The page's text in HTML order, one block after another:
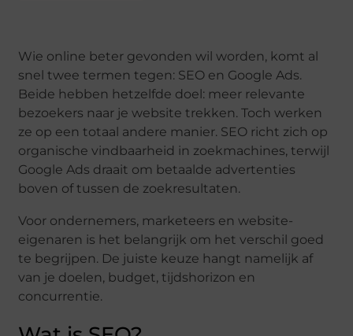
Wie online beter gevonden wil worden, komt al
snel twee termen tegen: SEO en Google Ads.
Beide hebben hetzelfde doel: meer relevante
bezoekers naar je website trekken. Toch werken
ze op een totaal andere manier. SEO richt zich op
organische vindbaarheid in zoekmachines, terwijl
Google Ads draait om betaalde advertenties
boven of tussen de zoekresultaten.
Voor ondernemers, marketeers en website-
eigenaren is het belangrijk om het verschil goed
te begrijpen. De juiste keuze hangt namelijk af
van je doelen, budget, tijdshorizon en
concurrentie.